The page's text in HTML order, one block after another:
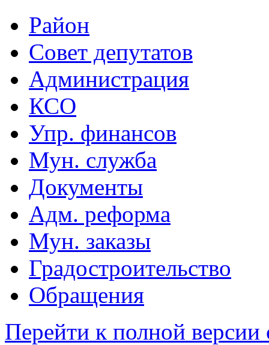
Район
Совет депутатов
Администрация
КСО
Упр. финансов
Мун. служба
Документы
Адм. реформа
Мун. заказы
Градостроительство
Обращения
Перейти к полной версии